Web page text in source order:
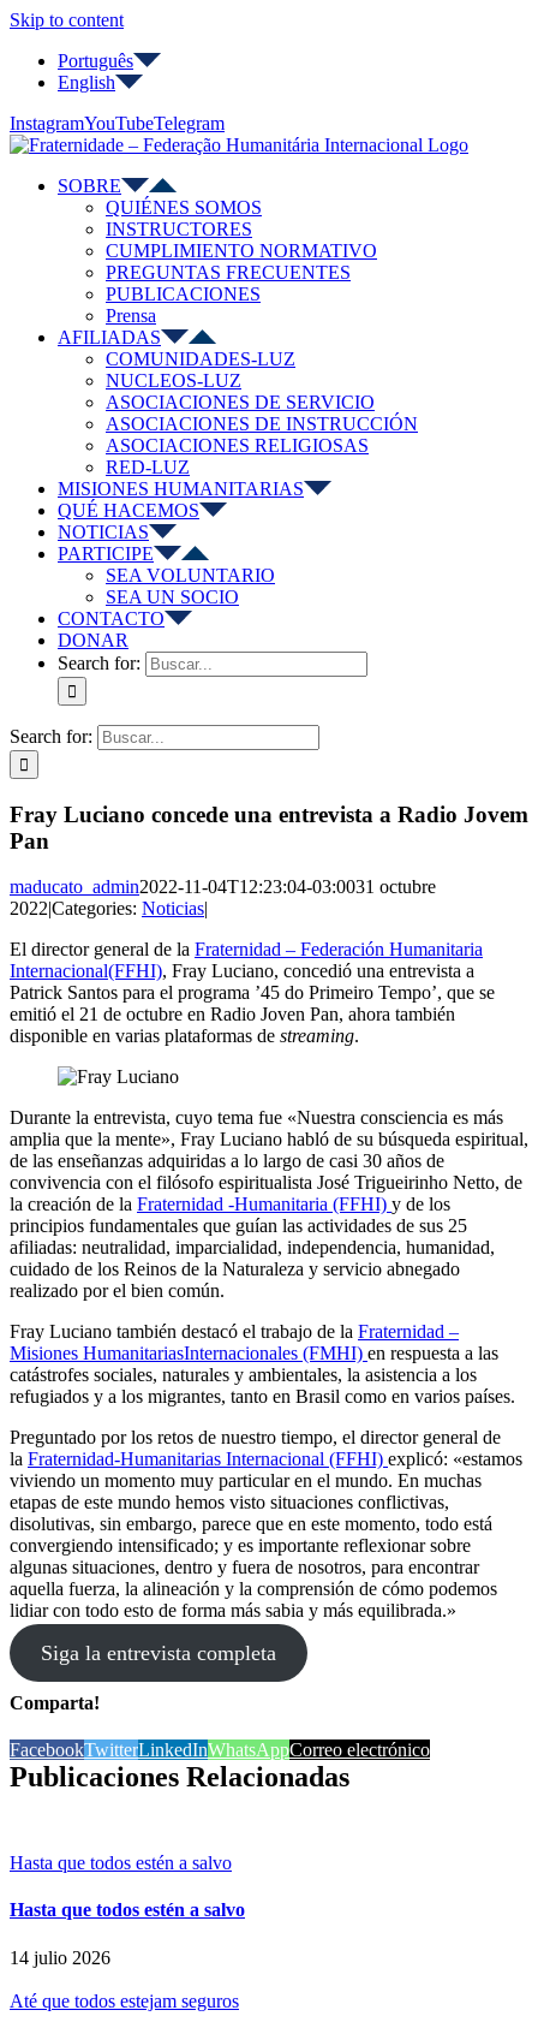
Skip to content
Português
English
InstagramYouTubeTelegram
SOBRE
QUIÉNES SOMOS
INSTRUCTORES
CUMPLIMIENTO NORMATIVO
PREGUNTAS FRECUENTES
PUBLICACIONES
Prensa
AFILIADAS
COMUNIDADES-LUZ
NUCLEOS-LUZ
ASOCIACIONES DE SERVICIO
ASOCIACIONES DE INSTRUCCIÓN
ASOCIACIONES RELIGIOSAS
RED-LUZ
MISIONES HUMANITARIAS
QUÉ HACEMOS
NOTICIAS
PARTICIPE
SEA VOLUNTARIO
SEA UN SOCIO
CONTACTO
DONAR
Search for:
Search for:
Fray Luciano concede una entrevista a Radio Jovem
Pan
maducato_admin2022-11-04T12:23:04-03:0031 octubre
2022|Categories: Noticias|
El director general de la Fraternidad – Federación Humanitaria
Internacional(FFHI), Fray Luciano, concedió una entrevista a
Patrick Santos para el programa ’45 do Primeiro Tempo’, que se
emitió el 21 de octubre en Radio Joven Pan, ahora también
disponible en varias plataformas de streaming.
Durante la entrevista, cuyo tema fue «Nuestra consciencia es más
amplia que la mente», Fray Luciano habló de su búsqueda espiritual,
de las enseñanzas adquiridas a lo largo de casi 30 años de
convivencia con el filósofo espiritualista José Trigueirinho Netto, de
la creación de la Fraternidad -Humanitaria (FFHI) y de los
principios fundamentales que guían las actividades de sus 25
afiliadas: neutralidad, imparcialidad, independencia, humanidad,
cuidado de los Reinos de la Naturaleza y servicio abnegado
realizado por el bien común.
Fray Luciano también destacó el trabajo de la Fraternidad –
Misiones HumanitariasInternacionales (FMHI) en respuesta a las
catástrofes sociales, naturales y ambientales, la asistencia a los
refugiados y a los migrantes, tanto en Brasil como en varios países.
Preguntado por los retos de nuestro tiempo, el director general de
la Fraternidad-Humanitarias Internacional (FFHI) explicó: «estamos
viviendo un momento muy particular en el mundo. En muchas
etapas de este mundo hemos visto situaciones conflictivas,
disolutivas, sin embargo, parece que en este momento, todo está
convergiendo intensificado; y es importante reflexionar sobre
algunas situaciones, dentro y fuera de nosotros, para encontrar
aquella fuerza, la alineación y la comprensión de cómo podemos
lidiar con todo esto de forma más sabia y más equilibrada.»
Siga la entrevista completa
Comparta!
FacebookTwitterLinkedInWhatsAppCorreo electrónico
Publicaciones Relacionadas
Hasta que todos estén a salvo
Hasta que todos estén a salvo
14 julio 2026
Até que todos estejam seguros